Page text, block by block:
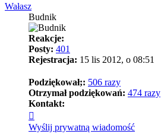
Wałasz
Budnik
Reakcje:
Posty: 401
Rejestracja: 15 lis 2012, o 08:51
Podziękował;: 506 razy
Otrzymał podziękowań: 474 razy
Kontakt:
się
Wyślij prywatną wiadomość